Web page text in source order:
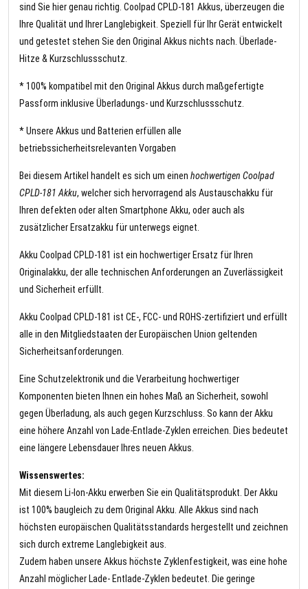
sind Sie hier genau richtig. Coolpad CPLD-181 Akkus, überzeugen die
Ihre Qualität und Ihrer Langlebigkeit. Speziell für Ihr Gerät entwickelt
und getestet stehen Sie den Original Akkus nichts nach. Überlade-
Hitze & Kurzschlussschutz.
* 100% kompatibel mit den Original Akkus durch maßgefertigte
Passform inklusive Überladungs- und Kurzschlussschutz.
* Unsere Akkus und Batterien erfüllen alle
betriebssicherheitsrelevanten Vorgaben
Bei diesem Artikel handelt es sich um einen hochwertigen Coolpad
CPLD-181 Akku, welcher sich hervorragend als Austauschakku für
Ihren defekten oder alten Smartphone Akku, oder auch als
zusätzlicher Ersatzakku für unterwegs eignet.
Akku Coolpad CPLD-181 ist ein hochwertiger Ersatz für Ihren
Originalakku, der alle technischen Anforderungen an Zuverlässigkeit
und Sicherheit erfüllt.
Akku Coolpad CPLD-181 ist CE-, FCC- und ROHS-zertifiziert und erfüllt
alle in den Mitgliedstaaten der Europäischen Union geltenden
Sicherheitsanforderungen.
Eine Schutzelektronik und die Verarbeitung hochwertiger
Komponenten bieten Ihnen ein hohes Maß an Sicherheit, sowohl
gegen Überladung, als auch gegen Kurzschluss. So kann der Akku
eine höhere Anzahl von Lade-Entlade-Zyklen erreichen. Dies bedeutet
eine längere Lebensdauer Ihres neuen Akkus.
Wissenswertes:
Mit diesem Li-Ion-Akku erwerben Sie ein Qualitätsprodukt. Der Akku
ist 100% baugleich zu dem Original Akku. Alle Akkus sind nach
höchsten europäischen Qualitätsstandards hergestellt und zeichnen
sich durch extreme Langlebigkeit aus.
Zudem haben unsere Akkus höchste Zyklenfestigkeit, was eine hohe
Anzahl möglicher Lade- Entlade-Zyklen bedeutet. Die geringe